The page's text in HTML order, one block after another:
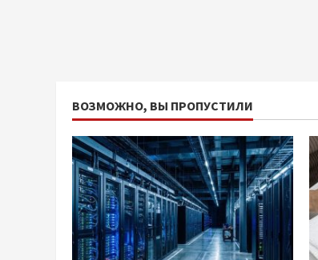
ВОЗМОЖНО, ВЫ ПРОПУСТИЛИ